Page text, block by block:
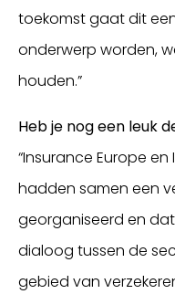
toekomst gaat dit
onderwerp worden,
houden.”
Heb je nog een leuk
“Insurance Europe
hadden samen een
georganiseerd en
dialoog tussen de
gebied van